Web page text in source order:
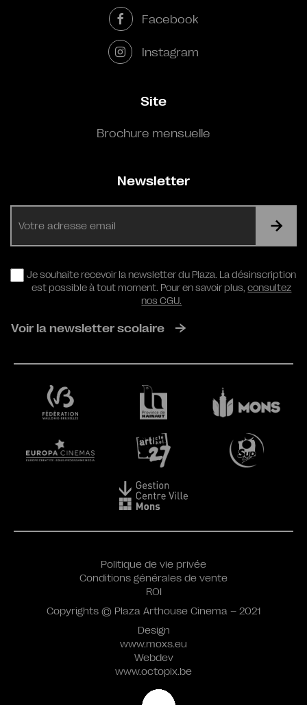
Facebook
Instagram
Site
Brochure mensuelle
Newsletter
RGPD
Je souhaite recevoir la newsletter du Plaza. La désinscription
est possible à tout moment. Pour en savoir plus,consultez
nos CGU.
Voir la newsletter scolaire
Design
www.moxs.eu
Webdev
www.octopix.be
Politique de vie privée
Conditions générales de vente
ROI
Copyrights © Plaza Arthouse Cinema – 2021